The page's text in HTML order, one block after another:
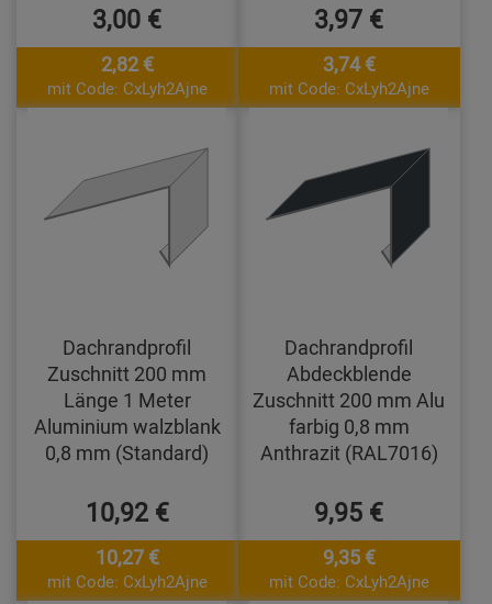
3,00 €
2,82 €
mit Code: CxLyh2Ajne
3,97 €
3,74 €
mit Code: CxLyh2Ajne
Dachrandprofil
Zuschnitt 200 mm
Länge 1 Meter
Aluminium walzblank
0,8 mm (Standard)
10,92 €
10,27 €
mit Code: CxLyh2Ajne
Dachrandprofil
Abdeckblende
Zuschnitt 200 mm Alu
farbig 0,8 mm
Anthrazit (RAL7016)
9,95 €
9,35 €
mit Code: CxLyh2Ajne